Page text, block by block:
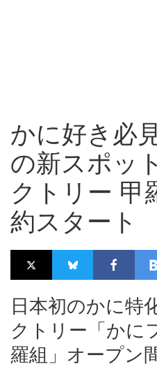
かに好き必
の新スポッ
クトリー 甲
約スタート
日本初のかに特
クトリー「かに
羅組」オープン